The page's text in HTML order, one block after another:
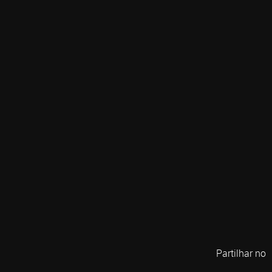
Partilhar no